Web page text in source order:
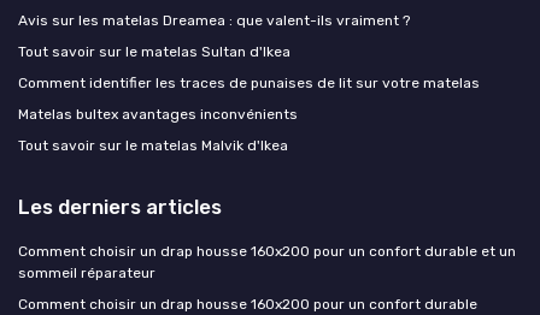
Avis sur les matelas Dreamea : que valent-ils vraiment ?
Tout savoir sur le matelas Sultan d'Ikea
Comment identifier les traces de punaises de lit sur votre matelas
Matelas bultex avantages inconvénients
Tout savoir sur le matelas Malvik d'Ikea
Les derniers articles
Comment choisir un drap housse 160x200 pour un confort durable et un
sommeil réparateur
Comment choisir un drap housse 160x200 pour un confort durable